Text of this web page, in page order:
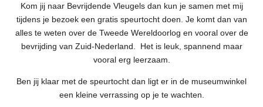
Kom jij naar Bevrijdende Vleugels dan kun je samen met mij
tijdens je bezoek een gratis speurtocht doen. Je komt dan van
alles te weten over de Tweede Wereldoorlog en vooral over de
bevrijding van Zuid-Nederland. Het is leuk, spannend maar
vooral erg leerzaam.
Ben jij klaar met de speurtocht dan ligt er in de museumwinkel
een kleine verrassing op je te wachten.